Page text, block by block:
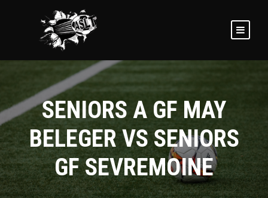
SENIORS A GF MAY
BELEGER VS SENIORS
GF SEVREMOINE